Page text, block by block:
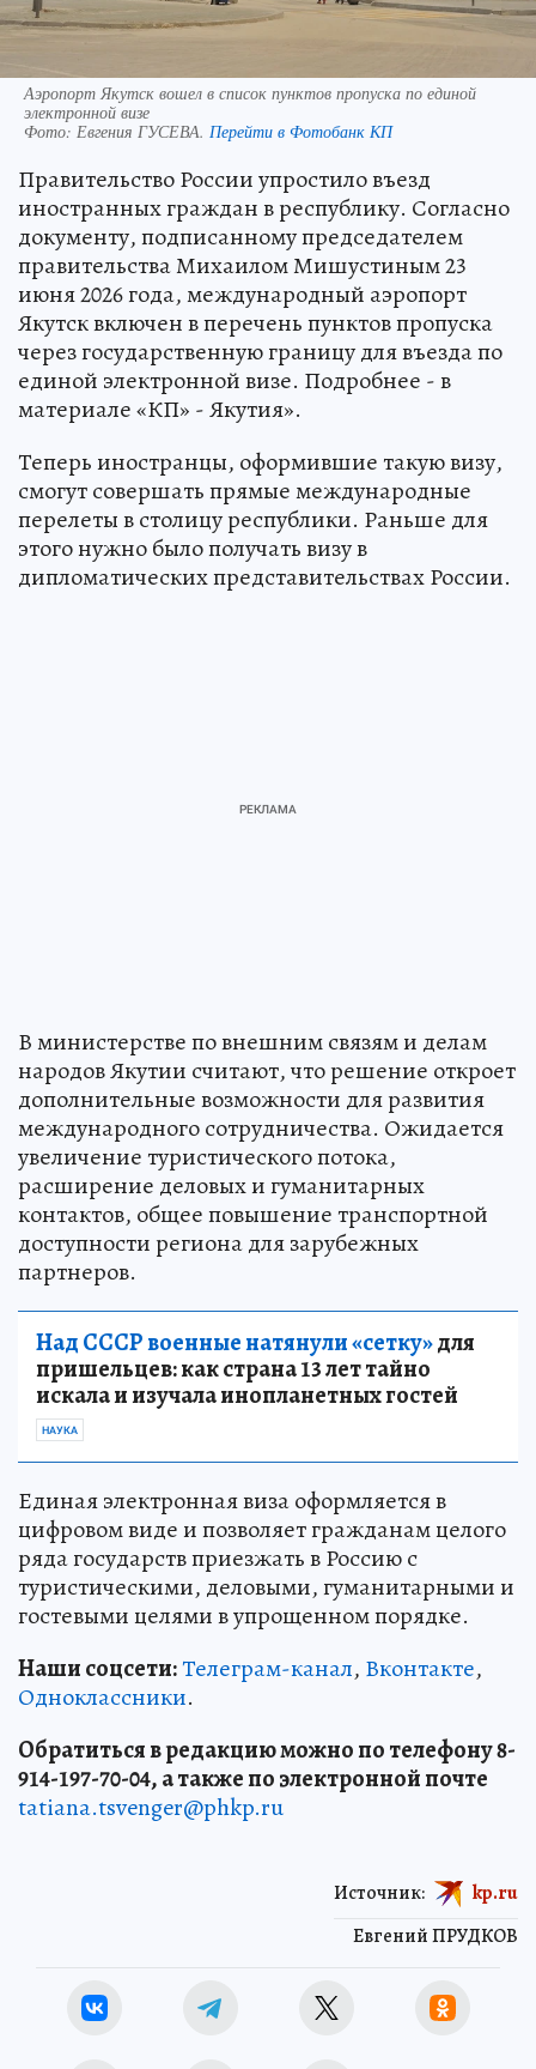
Аэропорт Якутск вошел в список пунктов пропуска по единой
электронной визе
Фото: Евгения ГУСЕВА. Перейти в Фотобанк КП
Правительство России упростило въезд
иностранных граждан в республику. Согласно
документу, подписанному председателем
правительства Михаилом Мишустиным 23
июня 2026 года, международный аэропорт
Якутск включен в перечень пунктов пропуска
через государственную границу для въезда по
единой электронной визе. Подробнее - в
материале «КП» - Якутия».
Теперь иностранцы, оформившие такую визу,
смогут совершать прямые международные
перелеты в столицу республики. Раньше для
этого нужно было получать визу в
дипломатических представительствах России.
В министерстве по внешним связям и делам
народов Якутии считают, что решение откроет
дополнительные возможности для развития
международного сотрудничества. Ожидается
увеличение туристического потока,
расширение деловых и гуманитарных
контактов, общее повышение транспортной
доступности региона для зарубежных
партнеров.
Над СССР военные натянули «сетку»для
пришельцев: как страна 13 лет тайно
искала и изучала инопланетных гостей
НАУКА
Единая электронная виза оформляется в
цифровом виде и позволяет гражданам целого
ряда государств приезжать в Россию с
туристическими, деловыми, гуманитарными и
гостевыми целями в упрощенном порядке.
Наши соцсети:Телеграм-канал, Вконтакте,
Одноклассники.
Обратиться в редакцию можно по телефону 8-
914-197-70-04, а также по электронной почте
tatiana.tsvenger@phkp.ru
Евгений ПРУДКОВ
Источник: kp.ru